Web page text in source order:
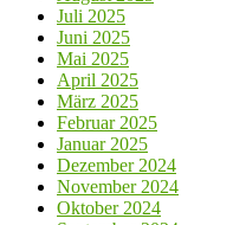
Juli 2025
Juni 2025
Mai 2025
April 2025
März 2025
Februar 2025
Januar 2025
Dezember 2024
November 2024
Oktober 2024